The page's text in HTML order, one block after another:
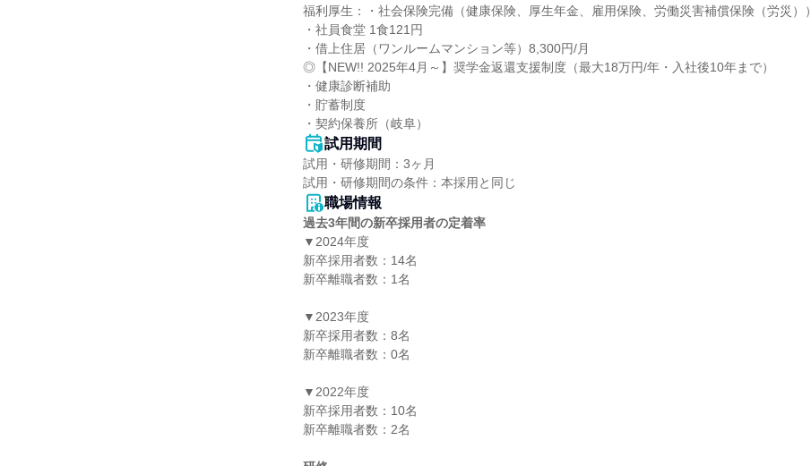
福利厚生：・社会保険完備（健康保険、厚生年金、雇用保険、労働災害補償保険（労災））
・社員食堂 1食121円
・借上住居（ワンルームマンション等）8,300円/月
◎【NEW!! 2025年4月～】奨学金返還支援制度（最大18万円/年・入社後10年まで）
・健康診断補助
・貯蓄制度
・契約保養所（岐阜）
試用期間
試用・研修期間：3ヶ月
職場情報
過去3年間の新卒採用者の定着率
▼2024年度
新卒採用者数：14名
新卒離職者数：1名
▼2023年度
新卒採用者数：8名
新卒離職者数：0名
▼2022年度
新卒採用者数：10名
新卒離職者数：2名